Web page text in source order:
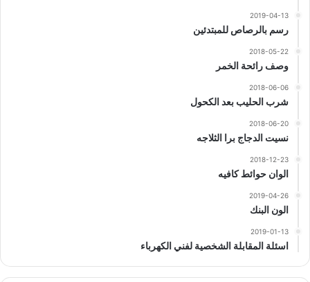
2019-04-13
رسم بالرصاص للمبتدئين
2018-05-22
وصف رائحة الخمر
2018-06-06
شرب الحليب بعد الكحول
2018-06-20
نسيت الدجاج برا الثلاجه
2018-12-23
الوان حوائط كافيه
2019-04-26
الون البنك
2019-01-13
اسئلة المقابلة الشخصية لفني الكهرباء